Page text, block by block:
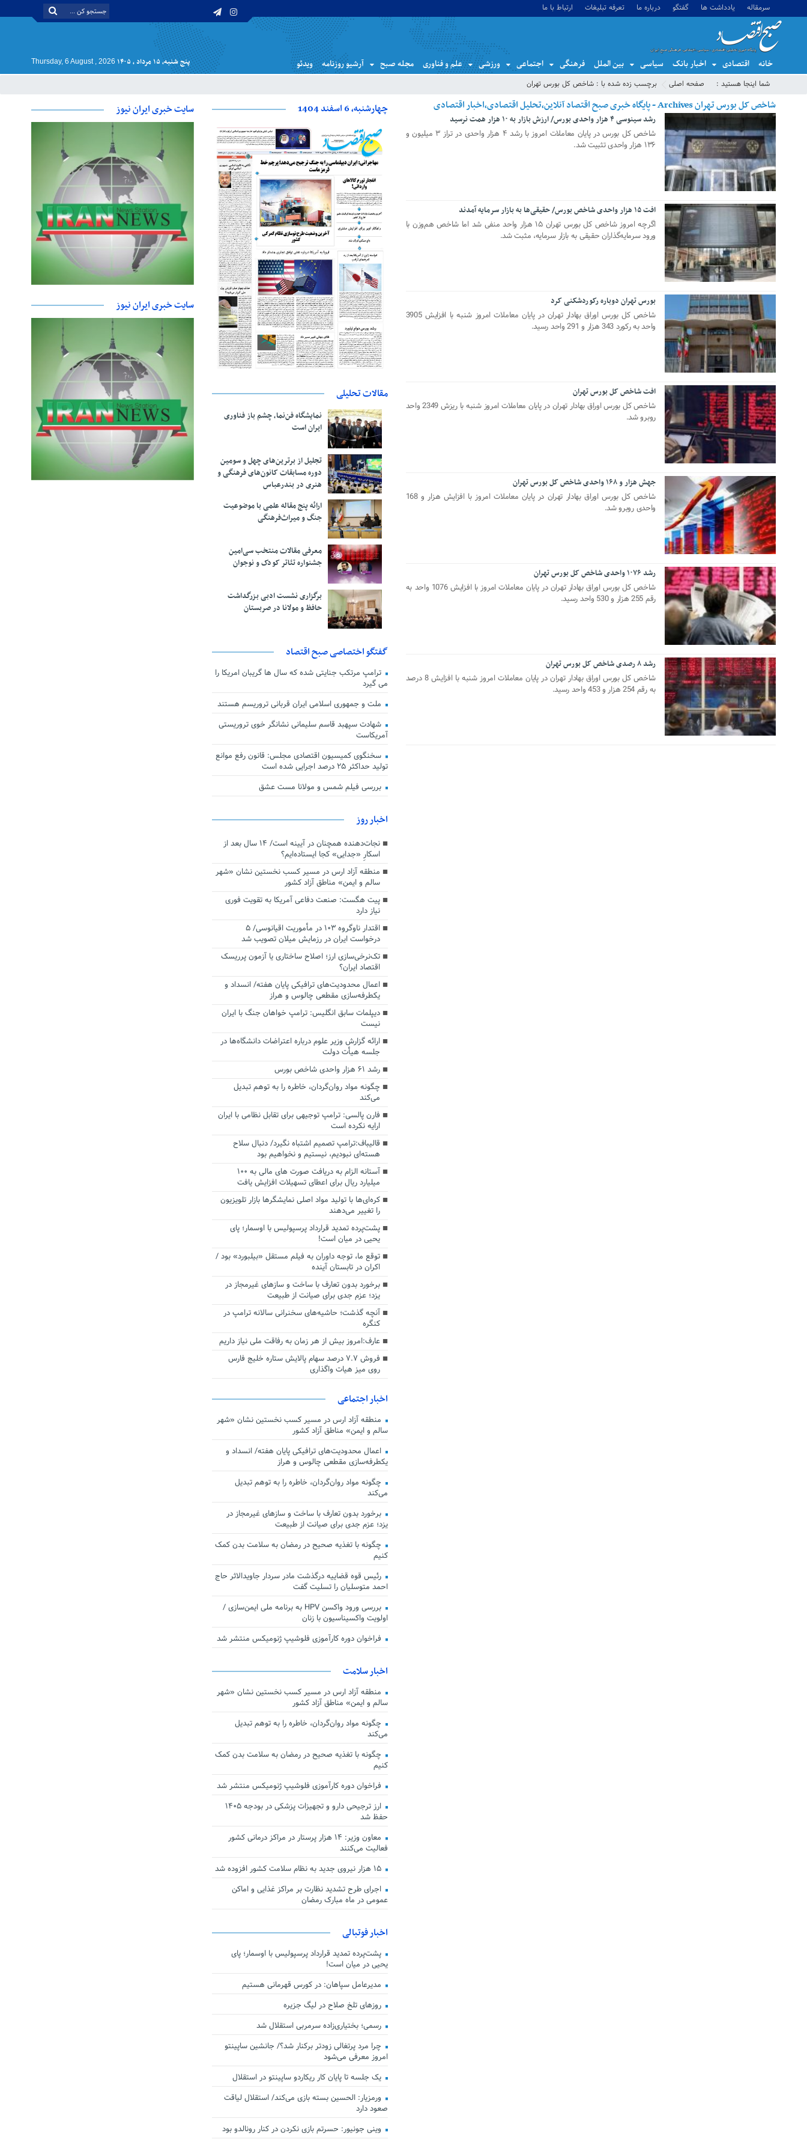
سرمقاله یادداشت ها گفتگو درباره ما تعرفه تبلیغات ارتباط با ما
خانه اقتصادی اخبار بانک سیاسی بین الملل فرهنگی اجتماعی ورزشی علم و فناوری مجله صبح آرشیو روزنامه ویدئو پنج شنبه, ۱۵ مرداد , ۱۴۰۵ Thursday, 6 August , 2026
شما اینجا هستید : صفحه اصلی برچسب زده شده با : شاخص کل بورس تهران
شاخص کل بورس تهران Archives - پایگاه خبری صبح اقتصاد آنلاین،تحلیل اقتصادی،اخبار اقتصادی
23 آوریل 2025
رشد سینوسی ۴ هزار واحدی بورس/ ارزش بازار به ۱۰ هزار همت نرسید
شاخص کل بورس در پایان معاملات امروز با رشد ۴ هزار واحدی در تراز ۳ میلیون و
۱۳۶ هزار واحدی تثبیت شد.
05 آوریل 2025
افت ۱۵ هزار واحدی شاخص بورس/ حقیقی‌ها به بازار سرمایه آمدند
اگرچه امروز شاخص کل بورس تهران ۱۵ هزار واحد منفی شد اما شاخص هم‌وزن با
ورود سرمایه‌گذاران حقیقی به بازار سرمایه، مثبت شد.
14 دسامبر 2019
بورس تهران دوباره رکوردشکنی کرد
شاخص کل بورس اوراق بهادار تهران در پایان معاملات امروز شنبه با افزایش 3905
واحد به رکورد 343 هزار و 291 واحد رسید.
26 اکتبر 2019
افت شاخص کل بورس تهران
شاخص کل بورس اوراق بهادار تهران در پایان معاملات امروز شنبه با ریزش 2349 واحد
روبرو شد.
05 آگوست 2019
جهش هزار و ۱۶۸ واحدی شاخص کل بورس تهران
شاخص کل بورس اوراق بهادار تهران در پایان معاملات امروز با افزایش هزار و 168
واحدی روبرو شد.
04 آگوست 2019
رشد ۱۰۷۶ واحدی شاخص کل بورس تهران
شاخص کل بورس اوراق بهادار تهران در پایان معاملات امروز با افزایش 1076 واحد به
رقم 255 هزار و 530 واحد رسید.
03 آگوست 2019
رشد ۸ رصدی شاخص کل بورس تهران
شاخص کل بورس اوراق بهادار تهران در پایان معاملات امروز شنبه با افزایش 8 درصد
به رقم 254 هزار و 453 واحد رسید.
چهارشنبه، 6 اسفند 1404
مقالات تحلیلی
نمایشگاه فن‌نما، چشم باز فناوری
ایران است
تجلیل از بر‌ترین‌های چهل و سومین
دوره مسابقات کانون‌های فرهنگی و
هنری در بندرعباس
ارائه پنج مقاله علمی با موضوعیت
جنگ و میراث‌فرهنگی
معرفی مقالات منتخب سی‌امین
جشنواره تئاتر کودک و نوجوان
برگزاری نشست ادبی بزرگداشت
حافظ و مولانا در صربستان
گفتگو اختصاصی صبح اقتصاد
ترامپ مرتکب جنایتی شده که سال ها گریبان امریکا را
می گیرد
ملت و جمهوری اسلامی ایران قربانی تروریسم هستند
شهادت سپهبد قاسم سلیمانی نشانگر خوی تروریستی
آمریکاست
سخنگوی کمیسیون اقتصادی مجلس: قانون رفع موانع
تولید حداکثر ۲۵ درصد اجرایی شده است
بررسی فیلم شمس و مولانا مست عشق
اخبار روز
نجات‌دهنده‌ همچنان در آیینه است/ ۱۴ سال بعد از
اسکارِ «جدایی» کجا ایستاده‌ایم؟
منطقه آزاد ارس در مسیر کسب نخستین نشان «شهر
سالم و ایمن» مناطق آزاد کشور
پیت هگست: صنعت دفاعی آمریکا به تقویت فوری
نیاز دارد
اقتدار ناوگروه ۱۰۳ در مأموریت‌ اقیانوسی/ ۵
درخواست ایران در رزمایش میلان تصویب شد
تک‌نرخی‌سازی ارز؛ اصلاح ساختاری یا آزمون پرریسک
اقتصاد ایران؟
اعمال محدودیت‌های ترافیکی پایان هفته/ انسداد و
یکطرفه‌سازی مقطعی چالوس و هراز
دیپلمات سابق انگلیس:‌ ترامپ خواهان جنگ با ایران
نیست
ارائه گزارش وزیر علوم درباره اعتراضات دانشگاه‌ها در
جلسه هیأت دولت
رشد ۶۱ هزار واحدی شاخص بورس
چگونه مواد روان‌گردان، خاطره را به توهم تبدیل
می‌کند
فارن پالسی: ترامپ توجیهی برای تقابل نظامی با ایران
ارایه نکرده است
قالیباف:ترامپ تصمیم اشتباه نگیرد/ دنبال سلاح
هسته‌ای نبودیم، نیستیم و نخواهیم بود
آستانه الزام به دریافت صورت های مالی به ۱۰۰
میلیارد ریال برای اعطای تسهیلات افزایش یافت
کره‌ای‌ها با تولید مواد اصلی نمایشگرها بازار تلویزیون
را تغییر می‌دهند
پشت‌پرده تمدید قرارداد پرسپولیس با اوسمار؛ پای
یحیی در میان است!
توقع ما، توجه داوران به فیلم مستقل «بیلبورد» بود /
اکران در تابستان آینده
برخورد بدون تعارف با ساخت‌ و سازهای غیرمجاز در
یزد؛ عزم جدی برای صیانت از طبیعت
آنچه گذشت؛ حاشیه‌های سخنرانی سالانه ترامپ در
کنگره
عارف:امروز بیش از هر زمان به رفاقت ملی نیاز داریم
فروش ۷.۷ درصد سهام پالایش ستاره خلیج فارس
روی میز هیات واگذاری
اخبار اجتماعی
منطقه آزاد ارس در مسیر کسب نخستین نشان «شهر
سالم و ایمن» مناطق آزاد کشور
اعمال محدودیت‌های ترافیکی پایان هفته/ انسداد و
یکطرفه‌سازی مقطعی چالوس و هراز
چگونه مواد روان‌گردان، خاطره را به توهم تبدیل
می‌کند
برخورد بدون تعارف با ساخت‌ و سازهای غیرمجاز در
یزد؛ عزم جدی برای صیانت از طبیعت
چگونه با تغذیه صحیح در رمضان به سلامت بدن کمک
کنیم
رئیس قوه قضاییه درگذشت مادر سردار جاویدالاثر حاج
احمد متوسلیان را تسلیت گفت
بررسی ورود واکسن HPV به برنامه ملی ایمن‌سازی /
اولویت واکسیناسیون با زنان
فراخوان دوره کارآموزی فلوشیپ ژنومیکس منتشر شد
اخبار سلامت
منطقه آزاد ارس در مسیر کسب نخستین نشان «شهر
سالم و ایمن» مناطق آزاد کشور
چگونه مواد روان‌گردان، خاطره را به توهم تبدیل
می‌کند
چگونه با تغذیه صحیح در رمضان به سلامت بدن کمک
کنیم
فراخوان دوره کارآموزی فلوشیپ ژنومیکس منتشر شد
ارز ترجیحی دارو و تجهیزات پزشکی در بودجه ۱۴۰۵
حفظ شد
معاون وزیر: ۱۴ هزار پرستار در مراکز درمانی کشور
فعالیت می‌کنند
۱۵ هزار نیروی جدید به نظام سلامت کشور افزوده شد
اجرای طرح تشدید نظارت بر مراکز غذایی و اماکن
عمومی در ماه مبارک رمضان
اخبار فوتبالی
پشت‌پرده تمدید قرارداد پرسپولیس با اوسمار؛ پای
یحیی در میان است!
مدیرعامل سپاهان: در کورس قهرمانی هستیم
روزهای تلخ صلاح در لیگ جزیره
رسمی؛ بختیاری‌زاده سرمربی استقلال شد
چرا مرد پرتغالی زودتر برکنار شد؟/ جانشین ساپینتو
امروز معرفی می‌شود
یک جلسه تا پایان کار ریکاردو ساپینتو در استقلال
ورمزیار: الحسین بسته بازی می‌کند/ استقلال لیاقت
صعود دارد
وینی جونیور: حسرتم بازی نکردن در کنار رونالدو بود
سایت خبری ایران نیوز
سایت خبری ایران نیوز